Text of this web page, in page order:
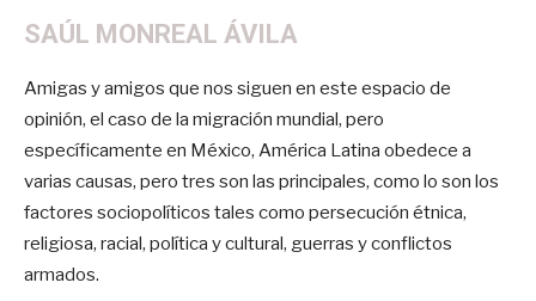
SAÚL MONREAL ÁVILA
Amigas y amigos que nos siguen en este espacio de
opinión, el caso de la migración mundial, pero
específicamente en México, América Latina obedece a
varias causas, pero tres son las principales, como lo son los
factores sociopolíticos tales como persecución étnica,
religiosa, racial, política y cultural, guerras y conflictos
armados.